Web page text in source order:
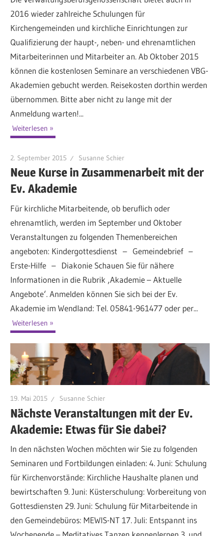
2016 wieder zahlreiche Schulungen für
Kirchengemeinden und kirchliche Einrichtungen zur
Qualifizierung der haupt-, neben- und ehrenamtlichen
Mitarbeiterinnen und Mitarbeiter an. Ab Oktober 2015
können die kostenlosen Seminare an verschiedenen VBG-
Akademien gebucht werden. Reisekosten dorthin werden
übernommen. Bitte aber nicht zu lange mit der
Anmeldung warten!...
Weiterlesen
2. September 2015 Susanne Schier
Neue Kurse in Zusammenarbeit mit der
Ev. Akademie
Für kirchliche Mitarbeitende, ob beruflich oder
ehrenamtlich, werden im September und Oktober
Veranstaltungen zu folgenden Themenbereichen
angeboten: Kindergottesdienst – Gemeindebrief –
Erste-Hilfe – Diakonie Schauen Sie für nähere
Informationen in die Rubrik ‚Akademie – Aktuelle
Angebote‘. Anmelden können Sie sich bei der Ev.
Akademie im Wendland: Tel. 05841-961477 oder per...
Weiterlesen
19. Mai 2015 Susanne Schier
Nächste Veranstaltungen mit der Ev.
Akademie: Etwas für Sie dabei?
In den nächsten Wochen möchten wir Sie zu folgenden
Seminaren und Fortbildungen einladen: 4. Juni: Schulung
für Kirchenvorstände: Kirchliche Haushalte planen und
bewirtschaften 9. Juni: Küsterschulung: Vorbereitung von
Gottesdiensten 29. Juni: Schulung für Mitarbeitende in
den Gemeindebüros: MEWIS-NT 17. Juli: Entspannt ins